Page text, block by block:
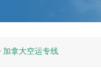
加拿大空运专线